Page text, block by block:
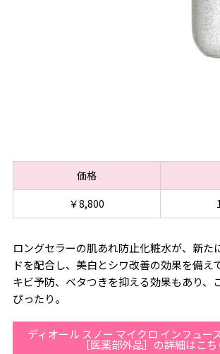
価格
￥8,800
ロングセラーの肌あれ防止化粧水が、新た
ドを配合し、美白とシワ改善の効果を備え
キビ予防、ベタつきを抑える効果もあり、
ぴったり。
ディオール スノー マイクロ インフュー
［医薬部外品］の詳細はこち